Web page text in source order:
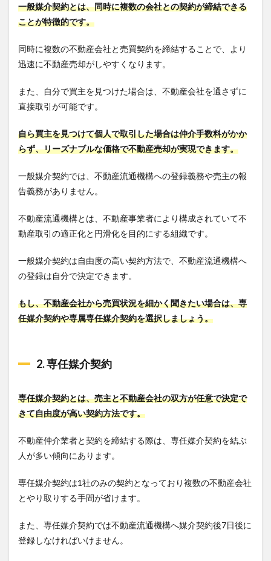
一般媒介契約とは、同時に複数の会社との契約が締結できる
ことが特徴的です。
同時に複数の不動産会社と売買契約を締結することで、より
迅速に不動産売却がしやすくなります。
また、自分で買主を見つけた場合は、不動産会社を通さずに
直接取引が可能です。
自ら買主を見つけて個人で取引した場合は仲介手数料がかか
らず、リーズナブルな価格で不動産売却が実現できます。
一般媒介契約では、不動産流通機構への登録義務や売主の報
告義務がありません。
不動産流通機構とは、不動産事業者により構成されていて不
動産取引の適正化と円滑化を目的にする組織です。
一般媒介契約は自由度の高い契約方法で、不動産流通機構へ
の登録は自分で決定できます。
もし、不動産会社から売買状況を細かく聞きたい場合は、専
任媒介契約や専属専任媒介契約を選択しましょう。
2. 専任媒介契約
専任媒介契約とは、売主と不動産会社の双方が任意で決定で
きて自由度が高い契約方法です。
不動産仲介業者と契約を締結する際は、専任媒介契約を結ぶ
人が多い傾向にあります。
専任媒介契約は1社のみの契約となっており複数の不動産会社
とやり取りする手間が省けます。
また、専任媒介契約では不動産流通機構へ媒介契約後7日後に
登録しなければいけません。